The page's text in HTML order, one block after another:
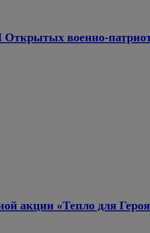
военно-
акции «Тепло для